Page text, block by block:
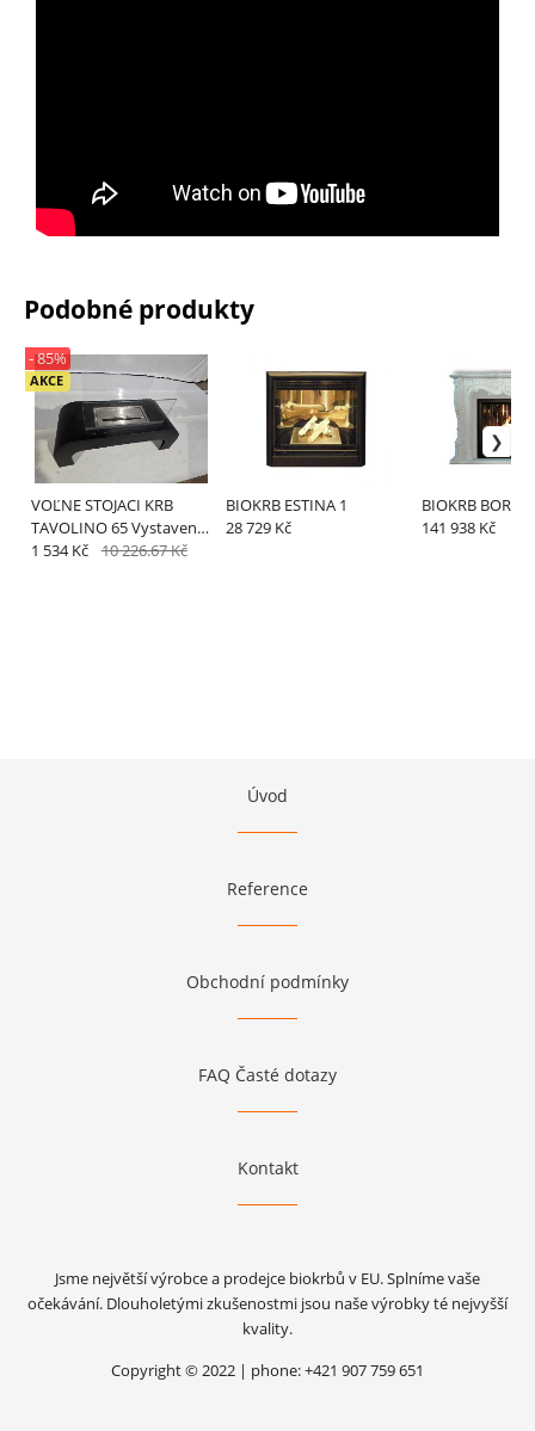
Podobné produkty
VOĽNE STOJACI KRB
TAVOLINO 65 Vystavený
kus odber v predajni
AKCE
- 85%
1 534 Kč 10 226.67 Kč
BIOKRB ESTINA 1
28 729 Kč
BIOKRB
141 938 Kč
Úvod
Reference
Obchodní podmínky
FAQ Časté dotazy
Kontakt
Jsme největší výrobce a prodejce biokrbů v EU. Splníme vaše
očekávání. Dlouholetými zkušenostmi jsou naše výrobky té nejvyšší
kvality.
Copyright © 2022 | phone: +421 907 759 651